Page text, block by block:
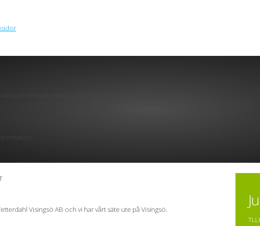
till nya hemsidesystem XCMS, mer info inom kort!
Visingsö AB och vi har vårt säte ute på Visingsö.